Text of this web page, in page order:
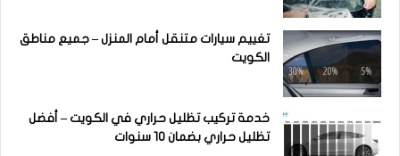
تغييم سيارات متنقل أمام المنزل – جميع مناطق
الكويت
خدمة تركيب تظليل حراري في الكويت – أفضل
تظليل حراري بضمان 10 سنوات